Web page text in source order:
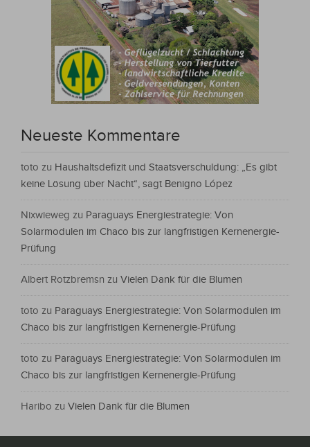
Neueste Kommentare
toto zu Haushaltsdefizit und Staatsverschuldung: „Es gibt
keine Lösung über Nacht“, sagt Benigno López
Nixwieweg zu Paraguays Energiestrategie: Von
Solarmodulen im Chaco bis zur langfristigen Kernenergie-
Prüfung
Albert Rotzbremsn zu Vielen Dank für die Blumen
toto zu Paraguays Energiestrategie: Von Solarmodulen im
Chaco bis zur langfristigen Kernenergie-Prüfung
toto zu Paraguays Energiestrategie: Von Solarmodulen im
Chaco bis zur langfristigen Kernenergie-Prüfung
Haribo zu Vielen Dank für die Blumen